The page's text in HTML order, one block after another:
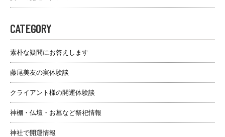
CATEGORY
素朴な疑問にお答えします
藤尾美友の実体験談
クライアント様の開運体験談
神棚・仏壇・お墓など祭祀情報
神社で開運情報